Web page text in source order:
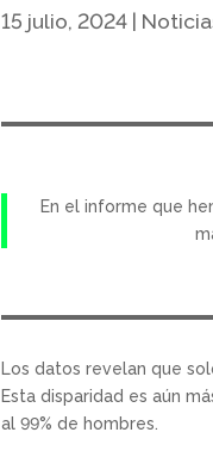
15 julio, 2024 |
En el informe que
Los datos revelan que
Esta disparidad es aún
al 99% de hombres.